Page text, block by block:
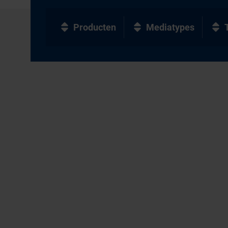
Producten Mediatypes